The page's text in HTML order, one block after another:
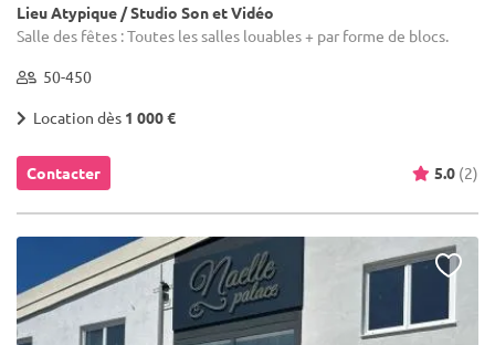
Lieu Atypique / Studio Son et Vidéo
Salle des fêtes : Toutes les salles louables + par forme de blocs.
50-450
Location dès 1 000 €
Contacter 5.0 (2)